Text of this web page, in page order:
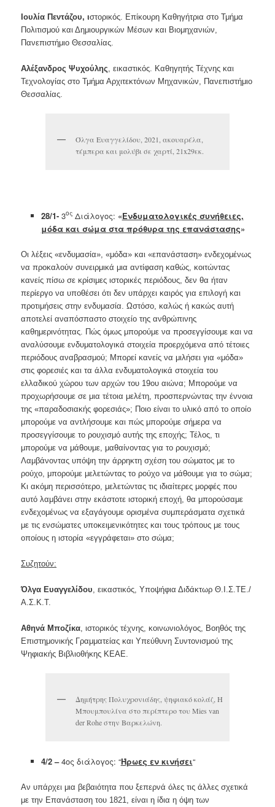
Ιουλία Πεντάζου, ιστορικός. Επίκουρη Καθηγήτρια στο Τμήμα
Πολιτισμού και Δημιουργικών Μέσων και Βιομηχανιών,
Πανεπιστήμιο Θεσσαλίας.
Αλέξανδρος Ψυχούλης, εικαστικός. Καθηγητής Τέχνης και
Τεχνολογίας στο Τμήμα Αρχιτεκτόνων Μηχανικών, Πανεπιστήμιο
Θεσσαλίας.
Όλγα Ευαγγελίδου, 2021, ακουαρέλα,
τέμπερα και μολύβι σε χαρτί, 21x29εκ.
28/1- 3ος Διάλογος: «Ενδυματολογικές συνήθειες,
μόδα και σώμα στα πρόθυρα της επανάστασης»
Οι λέξεις «ενδυμασία», «μόδα» και «επανάσταση» ενδεχομένως
να προκαλούν συνειρμικά μια αντίφαση καθώς, κοιτώντας
κανείς πίσω σε κρίσιμες ιστορικές περιόδους, δεν θα ήταν
περίεργο να υποθέσει ότι δεν υπάρχει καιρός για επιλογή και
προτιμήσεις στην ενδυμασία. Ωστόσο, καλώς ή κακώς αυτή
αποτελεί αναπόσπαστο στοιχείο της ανθρώπινης
καθημερινότητας. Πώς όμως μπορούμε να προσεγγίσουμε και να
αναλύσουμε ενδυματολογικά στοιχεία προερχόμενα από τέτοιες
περιόδους αναβρασμού; Μπορεί κανείς να μιλήσει για «μόδα»
στις φορεσιές και τα άλλα ενδυματολογικά στοιχεία του
ελλαδικού χώρου των αρχών του 19ου αιώνα; Μπορούμε να
προχωρήσουμε σε μια τέτοια μελέτη, προσπερνώντας την έννοια
της «παραδοσιακής φορεσιάς»; Ποιο είναι το υλικό από το οποίο
μπορούμε να αντλήσουμε και πώς μπορούμε σήμερα να
προσεγγίσουμε το ρουχισμό αυτής της εποχής; Τέλος, τι
μπορούμε να μάθουμε, μαθαίνοντας για το ρουχισμό;
Λαμβάνοντας υπόψη την άρρηκτη σχέση του σώματος με το
ρούχο, μπορούμε μελετώντας το ρούχο να μάθουμε για το σώμα;
Κι ακόμη περισσότερο, μελετώντας τις ιδιαίτερες μορφές που
αυτό λαμβάνει στην εκάστοτε ιστορική εποχή, θα μπορούσαμε
ενδεχομένως να εξαγάγουμε ορισμένα συμπεράσματα σχετικά
με τις ενσώματες υποκειμενικότητες και τους τρόπους με τους
οποίους η ιστορία «εγγράφεται» στο σώμα;
Συζητούν:
Όλγα Ευαγγελίδου, εικαστικός, Υποψήφια Διδάκτωρ Θ.Ι.Σ.ΤΕ./
Α.Σ.Κ.Τ.
Αθηνά Μποζίκα, ιστορικός τέχνης, κοινωνιολόγος, Βοηθός της
Επιστημονικής Γραμματείας και Υπεύθυνη Συντονισμού της
Ψηφιακής Βιβλιοθήκης ΚΕΑΕ.
Δημήτρης Πολυχρονιάδης, ψηφιακό κολάζ, Η
Μπουμπουλίνα στο περίπτερο του Mies van
der Rohe στην Βαρκελώνη.
4/2 –4oς διάλογος: “Ήρωες εν κινήσει“
Αν υπάρχει μια βεβαιότητα που ξεπερνά όλες τις άλλες σχετικά
με την Επανάσταση του 1821, είναι η ίδια η όψη των